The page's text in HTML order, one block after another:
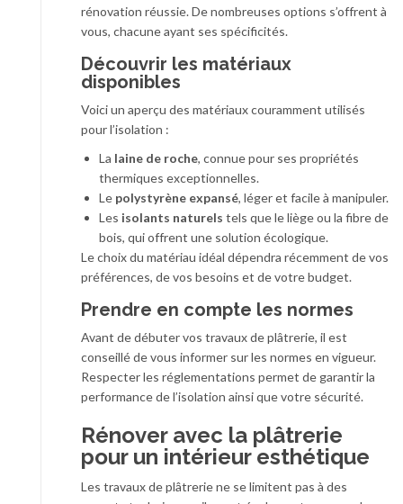
rénovation réussie. De nombreuses options s’offrent à
vous, chacune ayant ses spécificités.
Découvrir les matériaux
disponibles
Voici un aperçu des matériaux couramment utilisés
pour l’isolation :
La laine de roche, connue pour ses propriétés
thermiques exceptionnelles.
Le polystyrène expansé, léger et facile à manipuler.
Les isolants naturels tels que le liège ou la fibre de
bois, qui offrent une solution écologique.
Le choix du matériau idéal dépendra récemment de vos
préférences, de vos besoins et de votre budget.
Prendre en compte les normes
Avant de débuter vos travaux de plâtrerie, il est
conseillé de vous informer sur les normes en vigueur.
Respecter les réglementations permet de garantir la
performance de l’isolation ainsi que votre sécurité.
Rénover avec la plâtrerie
pour un intérieur esthétique
Les travaux de plâtrerie ne se limitent pas à des